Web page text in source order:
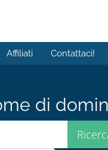
Affiliati Contattaci!
di